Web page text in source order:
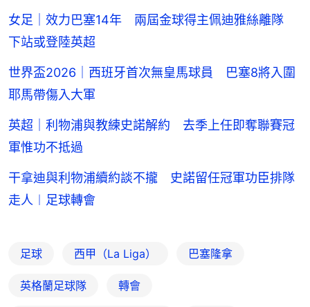
女足｜效力巴塞14年 兩屆金球得主佩迪雅絲離隊
下站或登陸英超
世界盃2026｜西班牙首次無皇馬球員 巴塞8將入圍
耶馬帶傷入大軍
英超｜利物浦與教練史諾解約 去季上任即奪聯賽冠
軍惟功不抵過
干拿迪與利物浦續約談不攏 史諾留任冠軍功臣排隊
走人︱足球轉會
足球 西甲（La Liga） 巴塞隆拿
英格蘭足球隊 轉會